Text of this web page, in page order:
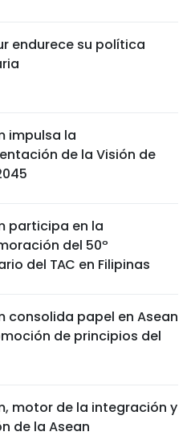
endurece su política
impulsa la
de la Visión de
participa en la
del 50º
del TAC en Filipinas
consolida papel en Asean
de principios del
motor de la integración y
de la Asean